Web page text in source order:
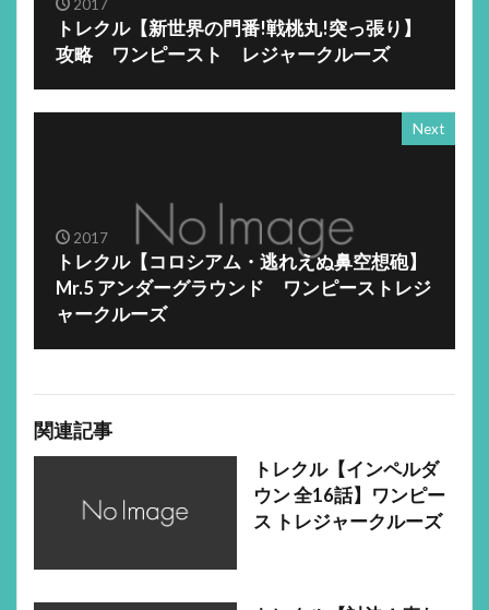
2017
トレクル【新世界の門番!戦桃丸!突っ張り】
攻略 ワンピースト レジャークルーズ
Next
2017
トレクル【コロシアム・逃れえぬ鼻空想砲】
Mr.5 アンダーグラウンド ワンピーストレジ
ャークルーズ
関連記事
トレクル【インペルダ
ウン 全16話】ワンピー
ス トレジャークルーズ